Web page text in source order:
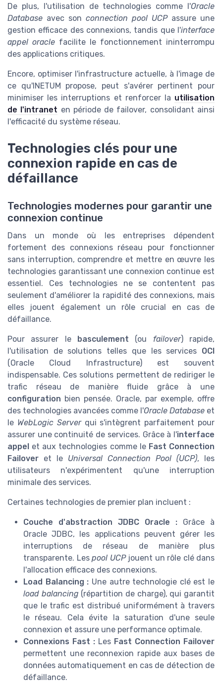
De plus, l'utilisation de technologies comme l'Oracle
Database avec son connection pool UCPassure une
gestion efficace des connexions, tandis que l'interface
appel oracle facilite le fonctionnement ininterrompu
des applications critiques.
Encore, optimiser l'infrastructure actuelle, à l'image de
ce qu'INETUM propose, peut s'avérer pertinent pour
minimiser les interruptions et renforcer la utilisation
de l'intranet en période de failover, consolidant ainsi
l'efficacité du système réseau.
Technologies clés pour une
connexion rapide en cas de
défaillance
Technologies modernes pour garantir une
connexion continue
Dans un monde où les entreprises dépendent
fortement des connexions réseau pour fonctionner
sans interruption, comprendre et mettre en œuvre les
technologies garantissant une connexion continue est
essentiel. Ces technologies ne se contentent pas
seulement d'améliorer la rapidité des connexions, mais
elles jouent également un rôle crucial en cas de
défaillance.
Pour assurer le basculement (ou failover) rapide,
l'utilisation de solutions telles que les services OCI
(Oracle Cloud Infrastructure) est souvent
indispensable. Ces solutions permettent de rediriger le
trafic réseau de manière fluide grâce à une
configuration bien pensée. Oracle, par exemple, offre
des technologies avancées comme l'Oracle Database et
le WebLogic Serverqui s'intègrent parfaitement pour
assurer une continuité de services. Grâce à l'interface
appel et aux technologies comme le Fast Connection
Failover et le Universal Connection Pool (UCP), les
utilisateurs n'expérimentent qu'une interruption
minimale des services.
Certaines technologies de premier plan incluent :
Couche d'abstraction JDBC Oracle : Grâce à
Oracle JDBC, les applications peuvent gérer les
interruptions de réseau de manière plus
transparente. Les pool UCPjouent un rôle clé dans
l'allocation efficace des connexions.
Load Balancing : Une autre technologie clé est le
load balancing (répartition de charge), qui garantit
que le trafic est distribué uniformément à travers
le réseau. Cela évite la saturation d'une seule
connexion et assure une performance optimale.
Connexions Fast : Les Fast Connection Failover
permettent une reconnexion rapide aux bases de
données automatiquement en cas de détection de
défaillance.